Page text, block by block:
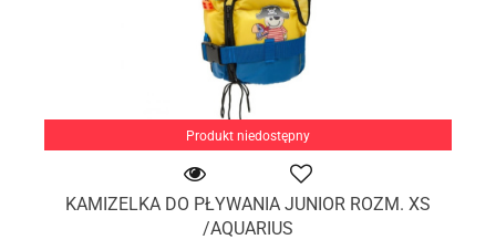
Produkt niedostępny
KAMIZELKA DO PŁYWANIA JUNIOR ROZM. XS
/AQUARIUS